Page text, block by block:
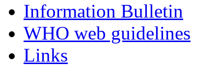
Information Bulletin
WHO web guidelines
Links